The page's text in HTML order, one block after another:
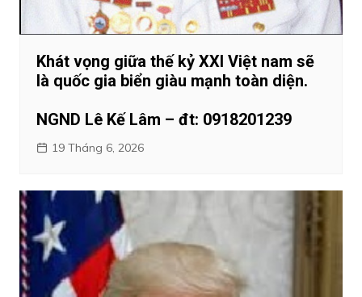
Khát vọng giữa thế kỷ XXI Việt nam sẽ
là quốc gia biển giàu mạnh toàn diện.
NGND Lê Kế Lâm – đt: 0918201239
19 Tháng 6, 2026